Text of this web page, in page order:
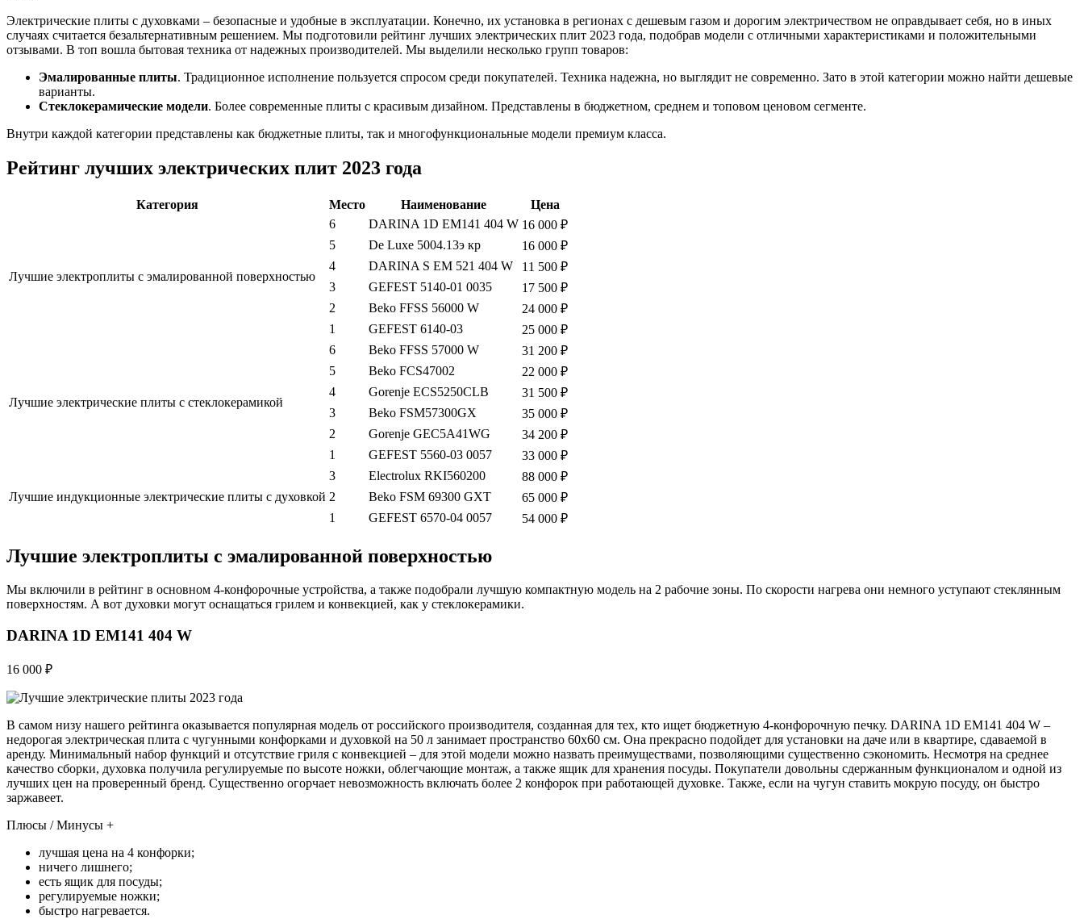
Электрические плиты с духовками – безопасные и удобные в эксплуатации. Конечно, их установка в регионах с дешевым газом и дорогим электричеством не оправдывает себя, но в иных
случаях считается безальтернативным решением. Мы подготовили рейтинг лучших электрических плит 2023 года, подобрав модели с отличными характеристиками и положительными
отзывами. В топ вошла бытовая техника от надежных производителей. Мы выделили несколько групп товаров:
Эмалированные плиты. Традиционное исполнение пользуется спросом среди покупателей. Техника надежна, но выглядит не современно. Зато в этой категории можно найти дешевые
варианты.
Стеклокерамические модели. Более современные плиты с красивым дизайном. Представлены в бюджетном, среднем и топовом ценовом сегменте.
Внутри каждой категории представлены как бюджетные плиты, так и многофункциональные модели премиум класса.
Рейтинг лучших электрических плит 2023 года
Категория Место Наименование Цена
Лучшие электроплиты с эмалированной поверхностью
6 DARINA 1D EM141 404 W 16 000 ₽
5
De Luxe 5004.13э кр
16 000 ₽
4
DARINA S EM 521 404 W
11 500 ₽
3
GEFEST 5140-01 0035
17 500 ₽
2
Beko FFSS 56000 W
24 000 ₽
1
GEFEST 6140-03 25 000 ₽
Лучшие электрические плиты с стеклокерамикой
6 Beko FFSS 57000 W
31 200 ₽
5
Beko FCS47002
22 000 ₽
4
Gorenje ECS5250CLB
31 500 ₽
3
Beko FSM57300GX
35 000 ₽
2
Gorenje GEC5A41WG
34 200 ₽
1
GEFEST 5560-03 0057 33 000 ₽
Лучшие индукционные электрические плиты с духовкой
3 Electrolux RKI560200
88 000 ₽
2
Beko FSM 69300 GXT
65 000 ₽
1
GEFEST 6570-04 0057 54 000 ₽
Лучшие электроплиты с эмалированной поверхностью
Мы включили в рейтинг в основном 4-конфорочные устройства, а также подобрали лучшую компактную модель на 2 рабочие зоны. По скорости нагрева они немного уступают стеклянным
поверхностям. А вот духовки могут оснащаться грилем и конвекцией, как у стеклокерамики.
DARINA 1D EM141 404 W
16 000 ₽
В самом низу нашего рейтинга оказывается популярная модель от российского производителя, созданная для тех, кто ищет бюджетную 4-конфорочную печку. DARINA 1D EM141 404 W –
недорогая электрическая плита с чугунными конфорками и духовкой на 50 л занимает пространство 60х60 см. Она прекрасно подойдет для установки на даче или в квартире, сдаваемой в
аренду. Минимальный набор функций и отсутствие гриля с конвекцией – для этой модели можно назвать преимуществами, позволяющими существенно сэкономить. Несмотря на среднее
качество сборки, духовка получила регулируемые по высоте ножки, облегчающие монтаж, а также ящик для хранения посуды. Покупатели довольны сдержанным функционалом и одной из
лучших цен на проверенный бренд. Существенно огорчает невозможность включать более 2 конфорок при работающей духовке. Также, если на чугун ставить мокрую посуду, он быстро
заржавеет.
Плюсы / Минусы +
лучшая цена на 4 конфорки;
ничего лишнего;
есть ящик для посуды;
регулируемые ножки;
быстро нагревается.